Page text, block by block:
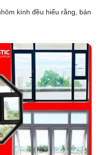
kính đều hiểu rằng, bản